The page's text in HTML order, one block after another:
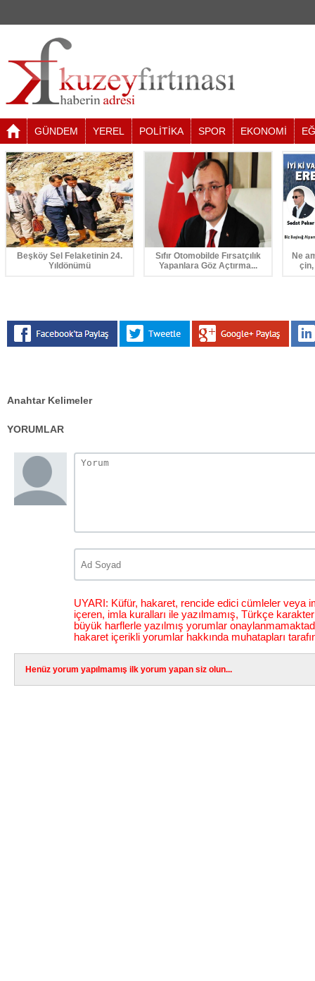
GÜNDEM YEREL POLİTİKA SPOR EKONOMİ
Beşköy Sel Felaketinin 24.
Yıldönümü
Sıfır Otomobilde Fırsatçılık
Yapanlara Göz Açtırma...
Ne
Anahtar Kelimeler
YORUMLAR
UYARI: Küfür, hakaret, rencide edici cümleler veya
içeren, imla kuralları ile yazılmamış, Türkçe
büyük harflerle yazılmış yorumlar
hakaret içerikli yorumlar hakkında muhatapları
Henüz yorum yapılmamış ilk yorum yapan siz olun...